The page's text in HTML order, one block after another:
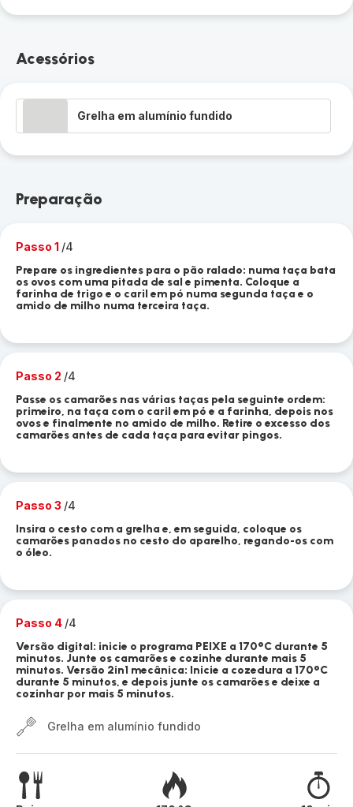
Acessórios
Grelha em alumínio fundido
Preparação
Passo 1 /4
Prepare os ingredientes para o pão ralado: numa taça bata
os ovos com uma pitada de sal e pimenta. Coloque a
farinha de trigo e o caril em pó numa segunda taça e o
amido de milho numa terceira taça.
Passo 2 /4
Passe os camarões nas várias taças pela seguinte ordem:
primeiro, na taça com o caril em pó e a farinha, depois nos
ovos e finalmente no amido de milho. Retire o excesso dos
camarões antes de cada taça para evitar pingos.
Passo 3 /4
Insira o cesto com a grelha e, em seguida, coloque os
camarões panados no cesto do aparelho, regando-os com
o óleo.
Passo 4 /4
Versão digital: inicie o programa PEIXE a 170°C durante 5
minutos. Junte os camarões e cozinhe durante mais 5
minutos. Versão 2in1 mecânica: Inicie a cozedura a 170°C
durante 5 minutos, e depois junte os camarões e deixe a
cozinhar por mais 5 minutos.
Grelha em alumínio fundido